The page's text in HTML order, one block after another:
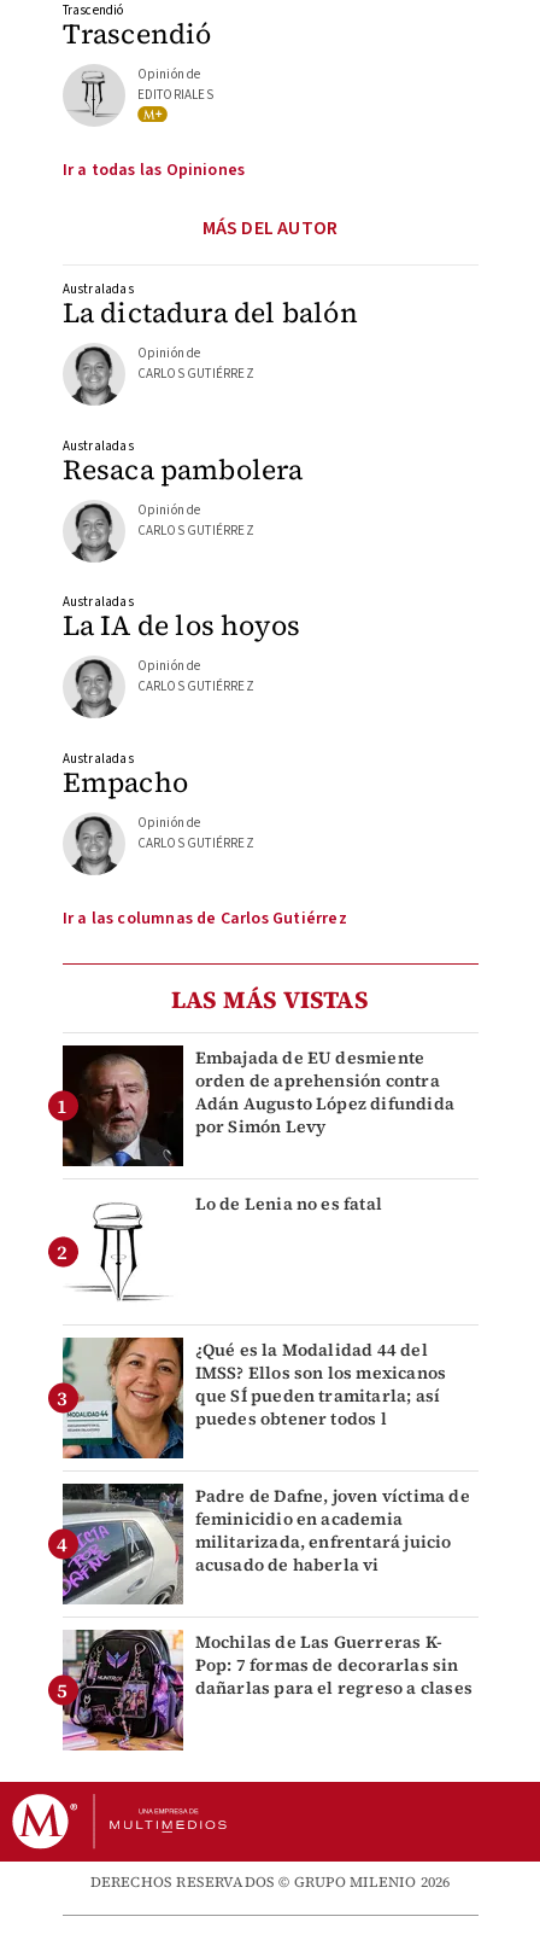
Trascendió
Trascendió
Opinión de
EDITORIALES
Ir a todas las Opiniones
MÁS DEL AUTOR
La dictadura del balón
Australadas
Opinión de
CARLOS GUTIÉRREZ
Resaca pambolera
Australadas
Opinión de
CARLOS GUTIÉRREZ
La IA de los hoyos
Australadas
Opinión de
CARLOS GUTIÉRREZ
Empacho
Australadas
Opinión de
CARLOS GUTIÉRREZ
Ir a las columnas de Carlos Gutiérrez
LAS MÁS VISTAS
Embajada de EU desmiente
orden de aprehensión contra
Adán Augusto López difundida
por Simón Levy
Lo de Lenia no es fatal
¿Qué es la Modalidad 44 del
IMSS? Ellos son los mexicanos
que SÍ pueden tramitarla; así
puedes obtener todos l
Padre de Dafne, joven víctima de
feminicidio en academia
militarizada, enfrentará juicio
acusado de haberla vi
Mochilas de Las Guerreras K-
Pop: 7 formas de decorarlas sin
dañarlas para el regreso a clases
DERECHOS RESERVADOS © GRUPO MILENIO 2026